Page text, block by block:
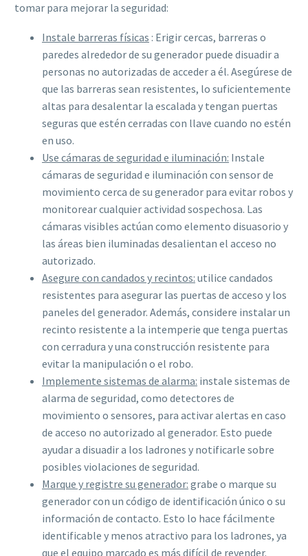
tomar para mejorar la seguridad:
Instale barreras físicas : Erigir cercas, barreras o
paredes alrededor de su generador puede disuadir a
personas no autorizadas de acceder a él. Asegúrese de
que las barreras sean resistentes, lo suficientemente
altas para desalentar la escalada y tengan puertas
seguras que estén cerradas con llave cuando no estén
en uso.
Use cámaras de seguridad e iluminación: Instale
cámaras de seguridad e iluminación con sensor de
movimiento cerca de su generador para evitar robos y
monitorear cualquier actividad sospechosa. Las
cámaras visibles actúan como elemento disuasorio y
las áreas bien iluminadas desalientan el acceso no
autorizado.
Asegure con candados y recintos: utilice candados
resistentes para asegurar las puertas de acceso y los
paneles del generador. Además, considere instalar un
recinto resistente a la intemperie que tenga puertas
con cerradura y una construcción resistente para
evitar la manipulación o el robo.
Implemente sistemas de alarma: instale sistemas de
alarma de seguridad, como detectores de
movimiento o sensores, para activar alertas en caso
de acceso no autorizado al generador. Esto puede
ayudar a disuadir a los ladrones y notificarle sobre
posibles violaciones de seguridad.
Marque y registre su generador: grabe o marque su
generador con un código de identificación único o su
información de contacto. Esto lo hace fácilmente
identificable y menos atractivo para los ladrones, ya
que el equipo marcado es más difícil de revender.